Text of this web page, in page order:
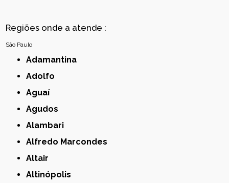
Regiões onde a atende :
São Paulo
Adamantina
Adolfo
Aguaí
Agudos
Alambari
Alfredo Marcondes
Altair
Altinópolis